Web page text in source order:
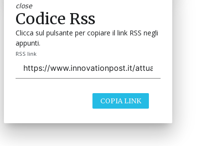
close
Codice Rss
Clicca sul pulsante per copiare il link RSS negli
appunti.
RSS link
COPIA LINK